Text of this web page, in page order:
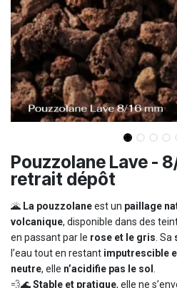
Pouzzolane Lave -
retrait dépôt
🌋 La pouzzolaneest un paillage
volcanique, disponible dans des
en passant par le rose et le gris . Sa
l’eau tout en restant imputrescible
neutre, elle n’acidifie pas le sol
💨🌊Stable et pratique, elle ne